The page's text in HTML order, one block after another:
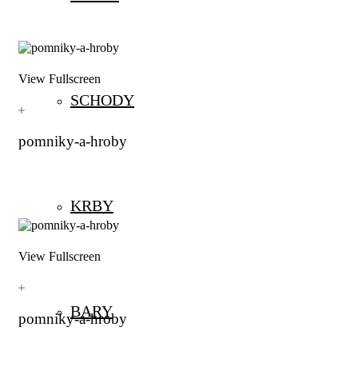
SCHODY
KRBY
BARY
View Fullscreen
pomniky-a-hroby
View Fullscreen
pomniky-a-hroby